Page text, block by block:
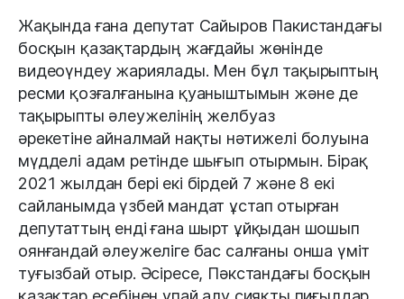
Жақында ғана депутат Сайыров Пакистандағы
босқын қазақтардың жағдайы жөнінде
видеоүндеу жариялады. Мен бұл тақырыптың
ресми қозғалғанына қуаныштымын және де
тақырыпты әлеужелінің желбуаз
әрекетіне айналмай нақты нәтижелі болуына
мүдделі адам ретінде шығып отырмын. Бірақ
2021 жылдан бері екі бірдей 7 және 8 екі
сайланымда үзбей мандат ұстап отырған
депутаттың енді ғана шырт ұйқыдан шошып
оянғандай әлеужеліге бас салғаны онша үміт
туғызбай отыр. Әсіресе, Пәкстандағы босқын